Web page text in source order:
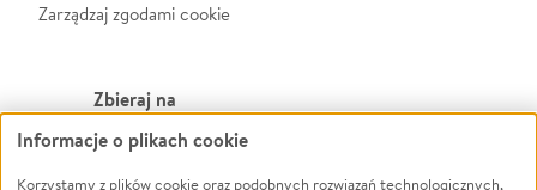
Zarządzaj zgodami cookie
Zbieraj na
Leczenie
Informacje o plikach cookie
Korzystamy z plików cookie oraz podobnych rozwiązań technologicznych,